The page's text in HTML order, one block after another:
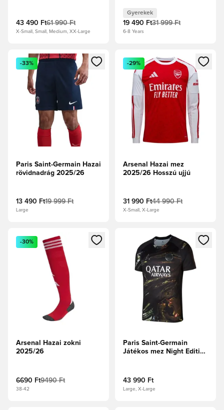
43 490 Ft61 990 Ft
X-Small, Small, Medium, XX-Large
Gyerekek
19 490 Ft31 999 Ft
6-8 Years
Megnyit egy modált a bejelentkezéshez vagy a tagként
-33%
Paris Saint-Germain Hazai
rövidnadrág 2025/26
13 490 Ft19 999 Ft
Large
Megnyit egy modált a
-29%
Arsenal Hazai mez
2025/26 Hosszú ujjú
31 990 Ft44 990 Ft
X-Small, X-Large
Megnyit egy modált a bejelentkezéshez vagy a tagként
-30%
Arsenal Hazai zokni
2025/26
6690 Ft9490 Ft
38-42
Megnyit egy modált a
Paris Saint-Germain
Játékos mez Night Edition
43 990 Ft
Large, X-Large